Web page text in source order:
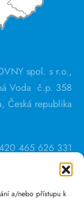
a/nebo přístupu k
spol. s r.o.,
Voda č.p. 358
Česká republika
465 626 331